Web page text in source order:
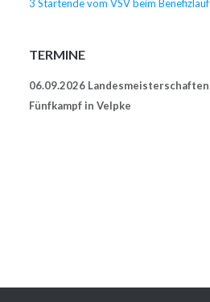
3 Startende vom VSV beim Benefizlauf
TERMINE
06.09.2026 Landesmeisterschaften
Fünfkampf in Velpke